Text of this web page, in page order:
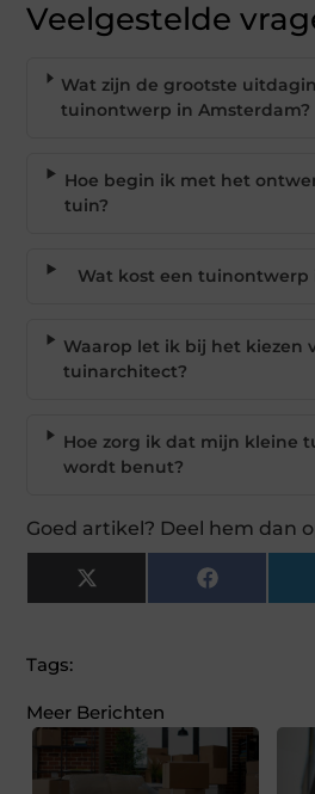
Veelgestelde
Wat zijn de grootste
tuinontwerp in Amsterdam?
Hoe begin ik met het
tuin?
Wat kost een tuinontwerp
Waarop let ik bij het kiezen
tuinarchitect?
Hoe zorg ik dat mijn kleine
wordt benut?
Goed artikel? Deel hem dan
X
(Twitter)
Facebook
Tags:
Meer Berichten